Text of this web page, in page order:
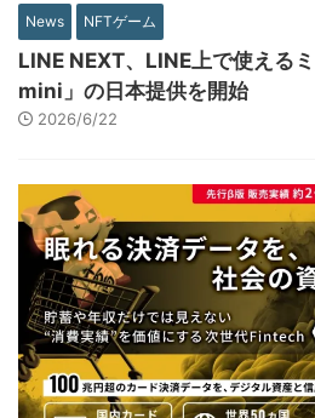
News NFTゲーム
LINE NEXT、LINE上で使える
mini」の日本提供を開始
2026/6/22